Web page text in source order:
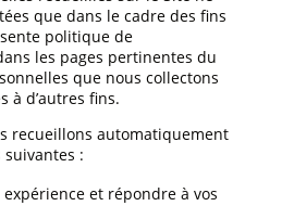
que dans le cadre des fins
politique de
les pages pertinentes du
que nous collectons
à d’autres fins.
recueillons automatiquement
:
et répondre à vos